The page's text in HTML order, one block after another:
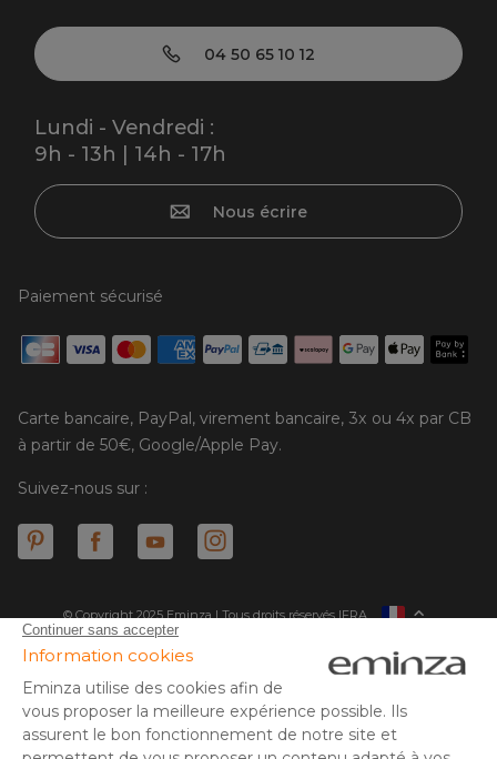
04 50 65 10 12
Lundi - Vendredi :
9h - 13h | 14h - 17h
Nous écrire
Paiement sécurisé
Carte bancaire, PayPal, virement bancaire, 3x ou 4x par CB
à partir de 50€, Google/Apple Pay.
Suivez-nous sur :
© Copyright 2025 Eminza | Tous droits réservés |
ESPAÑA
NEDERLAND
SUISSE
FRA
* Vous disposez de 30 jours (à compter de la réception ou du
retrait de votre colis) pour effectuer un retour de produits et